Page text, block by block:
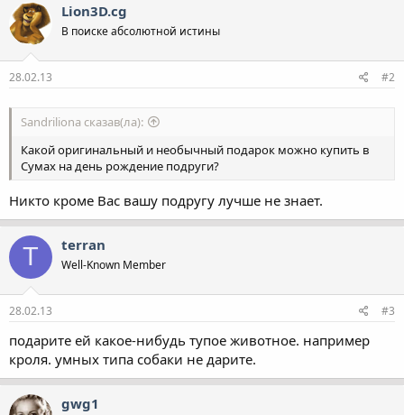
я
Lion3D.cg
В поиске абсолютной истины
28.02.13 #2
Sandriliona сказав(ла):
Какой оригинальный и необычный подарок можно купить в
Сумах на день рождение подруги?
Никто кроме Вас вашу подругу лучше не знает.
T terran
Well-Known Member
28.02.13 #3
подарите ей какое-нибудь тупое животное. например
кроля. умных типа собаки не дарите.
gwg1